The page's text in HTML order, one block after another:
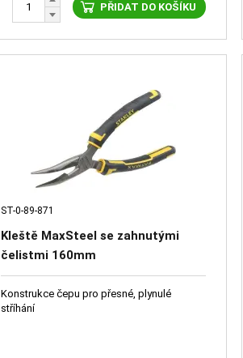
PŘIDAT DO KOŠÍKU
ST-0-89-871
Kleště MaxSteel se zahnutými
čelistmi 160mm
Konstrukce čepu pro přesné, plynulé
stříhání